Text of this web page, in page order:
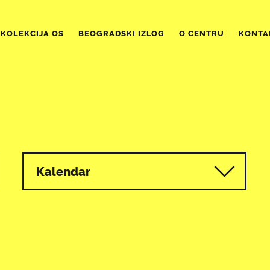
KOLEKCIJA OS BEOGRADSKI IZLOG O CENTRU
Kalendar